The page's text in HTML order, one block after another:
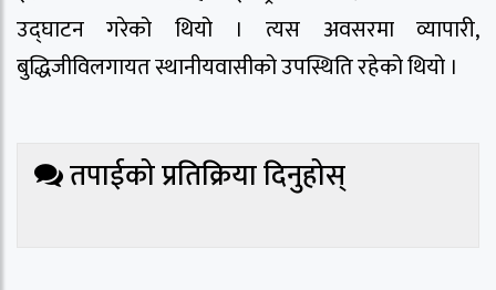
उद्घाटन गरेको थियो । त्यस अवसरमा व्यापारी,
बुद्धिजीविलगायत स्थानीयवासीको उपस्थिति रहेको थियो ।
तपाईको प्रतिक्रिया दिनुहोस्